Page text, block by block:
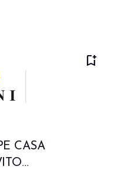
bookmark_add
CASA